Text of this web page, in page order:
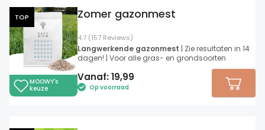
TOP
MOOWY's
keuze
4.7 (157 Reviews)
Zomer gazonmest
Langwerkende gazonmest | Zie resultaten in 14
dagen! | Voor alle gras- en grondsoorten
Vanaf: 19,99
Op voorraad